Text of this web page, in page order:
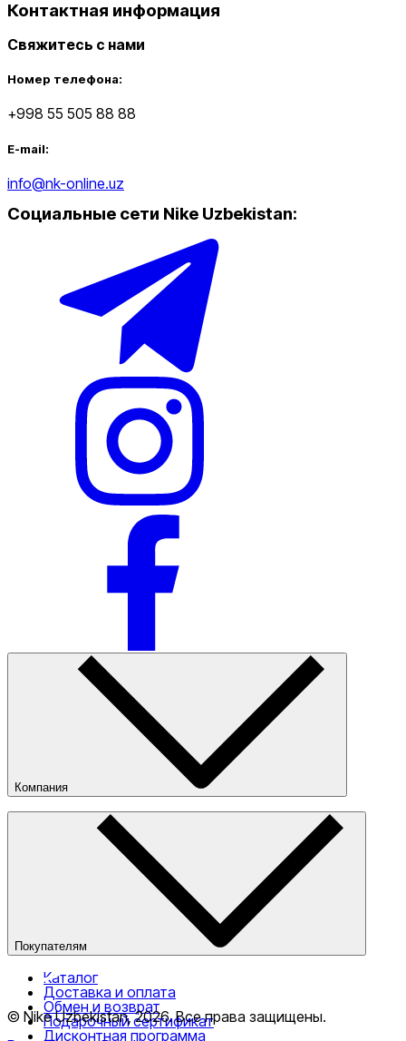
Контактная информация
Свяжитесь с нами
Номер телефона:
+998 55 505 88 88
E-mail:
info@nk-online.uz
Социальные сети Nike Uzbekistan:
Компания
О компании
Наши магазины
Публичная оферта
Покупателям
Каталог
Доставка и оплата
Обмен и возврат
Подарочный сертификат
Дисконтная программа
© Nike Uzbekistan,2026.Все права защищены.